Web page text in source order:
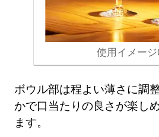
使用イメージ
ボウル部は程よい薄さに調
かで口当たりの良さが楽し
ます。